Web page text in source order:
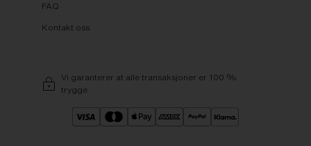
FAQ
Kontakt oss
Vi garanterer at alle transaksjoner er 100 %
trygge